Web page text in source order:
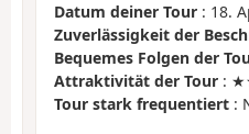
Datum deiner Tour : 18.
Zuverlässigkeit der
Bequemes Folgen der
Attraktivität der Tour :
Tour stark frequentiert :